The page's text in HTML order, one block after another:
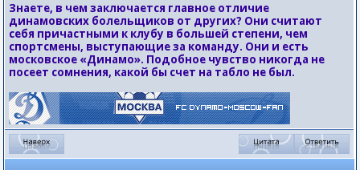
Знаете, в чем заключается главное отличие
динамовских болельщиков от других? Они считают
себя причастными к клубу в большей степени, чем
спортсмены, выступающие за команду. Они и есть
московское «Динамо». Подобное чувство никогда не
посеет сомнения, какой бы счет на табло не был.